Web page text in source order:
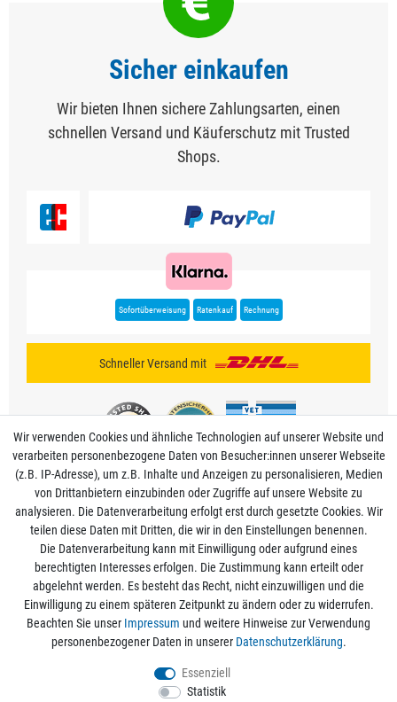
Sicher einkaufen
Wir bieten Ihnen sichere Zahlungsarten, einen
schnellen Versand und Käuferschutz mit Trusted
Shops.
Sofortüberweisung Ratenkauf Rechnung
Schneller Versand mit
Mein Konto
Informationen
Rechtliche Angaben
Wir verwenden Cookies und ähnliche Technologien auf unserer Website und
verarbeiten personenbezogene Daten von Besucher:innen unserer Webseite
(z.B. IP-Adresse), um z.B. Inhalte und Anzeigen zu personalisieren, Medien
von Drittanbietern einzubinden oder Zugriffe auf unsere Website zu
analysieren. Die Datenverarbeitung erfolgt erst durch gesetzte Cookies. Wir
teilen diese Daten mit Dritten, die wir in den Einstellungen benennen.
Die Datenverarbeitung kann mit Einwilligung oder aufgrund eines
berechtigten Interesses erfolgen. Die Zustimmung kann erteilt oder
abgelehnt werden. Es besteht das Recht, nicht einzuwilligen und die
Einwilligung zu einem späteren Zeitpunkt zu ändern oder zu widerrufen.
Beachten Sie unser Impressum und weitere Hinweise zur Verwendung
personenbezogener Daten in unserer Daten­schutz­erklärung.
Essenziell
Statistik